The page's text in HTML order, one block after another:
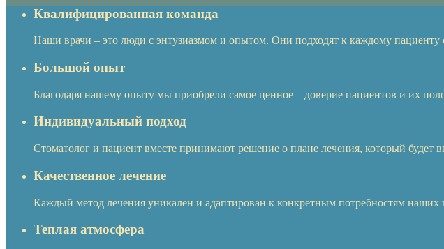
Квалифицированная команда
Наши врачи – это люди с энтузиазмом и опытом. Они подходят к каждому пациенту
Большой опыт
Благодаря нашему опыту мы приобрели самое ценное – доверие пациентов и их
Индивидуальный подход
Стоматолог и пациент вместе принимают решение о плане лечения, который
Качественное лечение
Каждый метод лечения уникален и адаптирован к конкретным потребностям
Теплая атмосфера